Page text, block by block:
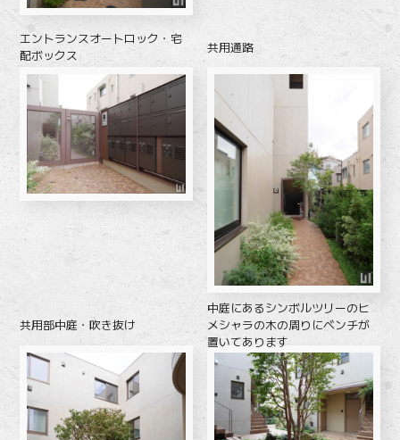
エントランスオートロック・宅
配ボックス
共用通路
共用部中庭・吹き抜け
中庭にあるシンボルツリーのヒ
メシャラの木の周りにベンチが
置いてあります